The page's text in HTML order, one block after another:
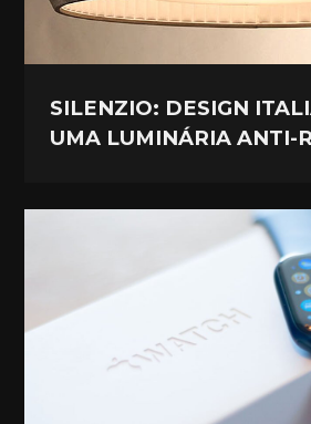
SILENZIO: DESIGN
UMA LUMINÁRIA ANTI-